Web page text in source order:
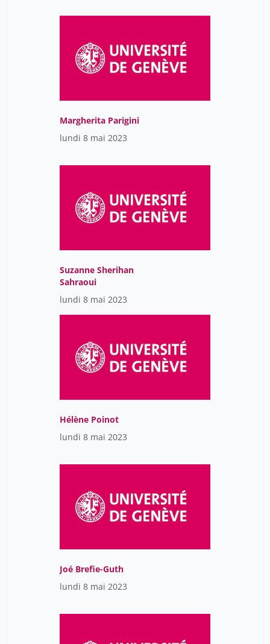
Margherita Parigini
lundi 8 mai 2023
Suzanne Sherihan
Sahraoui
lundi 8 mai 2023
Hélène Poinot
lundi 8 mai 2023
Joé Brefie-Guth
lundi 8 mai 2023